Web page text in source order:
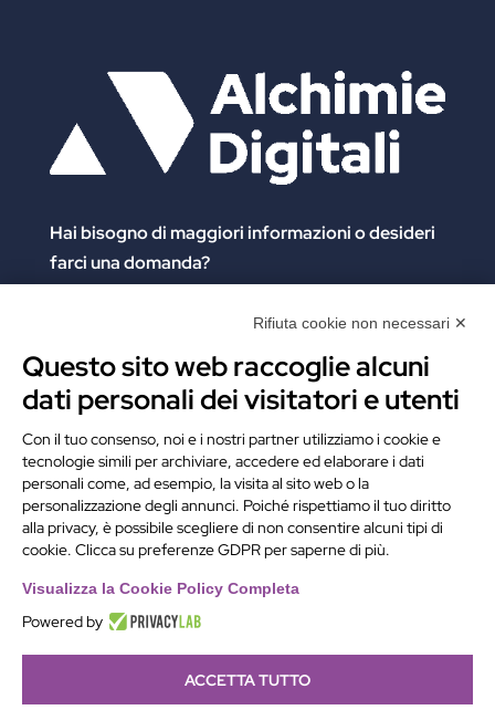
Hai bisogno di maggiori informazionio desideri
farci una domanda?
Clicca e compila il form. Verrai contattato
Contattaci
Alchimie Digitali Srl
Via Elia Rainusso, 110 – 41124 Modena (MO)
Tel.+39 059 260762– PI IT02963460361
REA Modena 01/02/2005 N. 346879
Capitale sociale 20.000 Euro i.v.
PEC:alchimiedigitali@pec.adigitali.it
Informativa navigatori sito internet–Condizioni Generali
Rifiuta cookie non necessari ✕
Questo sito web raccoglie alcuni
dati personali dei visitatori e utenti
Con il tuo consenso, noi e i nostri partner utilizziamo i cookie e
tecnologie simili per archiviare, accedere ed elaborare i dati
personali come, ad esempio, la visita al sito web o la
personalizzazione degli annunci. Poiché rispettiamo il tuo diritto
alla privacy, è possibile scegliere di non consentire alcuni tipi di
cookie. Clicca su preferenze GDPR per saperne di più.
Visualizza la Cookie Policy Completa
Powered by
ACCETTA TUTTO